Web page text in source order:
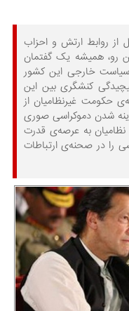
روابط ارتش و احزاب
رو، همیشه یک گفتمان
خارجی این کشور
کنشگری بین این
حکومت غیر‌نظامیان از
برابر نهادینه شدن دموکراسی صوری
نظامیان به عرصه‌ی قدرت
را در صحنه‌ی ارتباطات